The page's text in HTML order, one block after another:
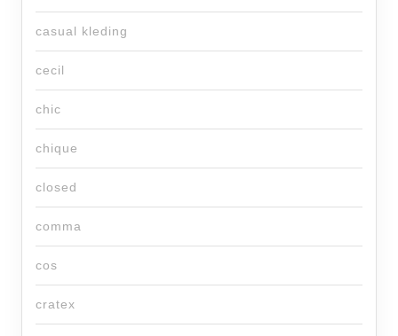
casual kleding
cecil
chic
chique
closed
comma
cos
cratex